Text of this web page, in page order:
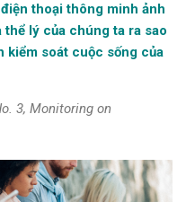
thoại thông minh ảnh
lý của chúng ta ra sao
kiểm soát cuộc sống của
3, Monitoring on